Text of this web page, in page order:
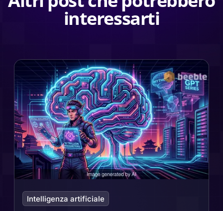
interessarti
Intelligenza artificiale